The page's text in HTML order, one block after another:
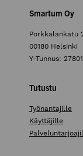
Smartum Oy
Porkkalankatu
00180 Helsinki
Y-Tunnus:
Tutustu
Työnantajille
Käyttäjille